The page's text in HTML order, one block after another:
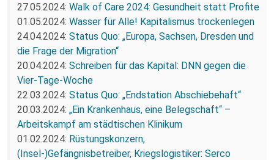
27.05.2024: Walk of Care 2024: Gesundheit statt Profite
01.05.2024: Wasser für Alle! Kapitalismus trockenlegen
24.04.2024: Status Quo: „Europa, Sachsen, Dresden und
die Frage der Migration“
20.04.2024: Schreiben für das Kapital: DNN gegen die
Vier-Tage-Woche
22.03.2024: Status Quo: „Endstation Abschiebehaft“
20.03.2024: „Ein Krankenhaus, eine Belegschaft“ –
Arbeitskampf am städtischen Klinikum
01.02.2024: Rüstungskonzern,
(Insel-)Gefängnisbetreiber, Kriegslogistiker: Serco